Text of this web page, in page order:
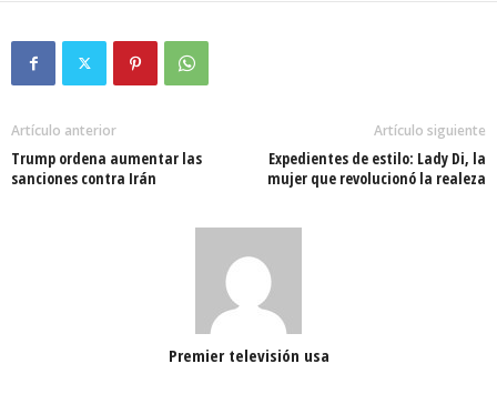
Artículo anterior
Trump ordena aumentar las
sanciones contra Irán
Artículo siguiente
Expedientes de estilo: Lady Di, la
mujer que revolucionó la realeza
Premier televisión usa